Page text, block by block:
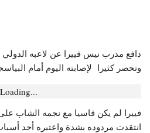
دافع مدرب نيس فييرا عن لاعبه الدولي
وتحصر كثيرا لإصابته اليوم أمام
Loading...
فييرا لم يكن قاسيا مع نجمه الشاب
انتقدت مردوده بشدة واعتبره أحد